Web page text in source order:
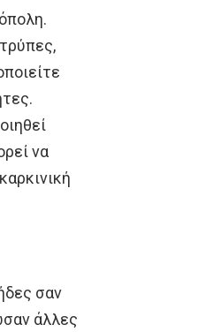
να
σαν
άλλες